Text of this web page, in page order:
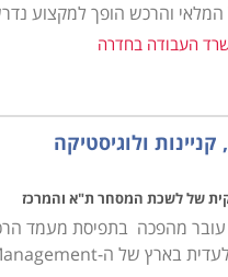
תכנים להכנת תכנית רכש,
עם ספקים תוך הקפדה
לעסוק במקצוע במגוון
מקצוע מבוקש ביותר
והרכש הופך למקצוע
העבודה בחדרה
ולוגיסטיקה
של לשכת המסחר ת"א והמרכז
מהפכה בתפיסת מעמד